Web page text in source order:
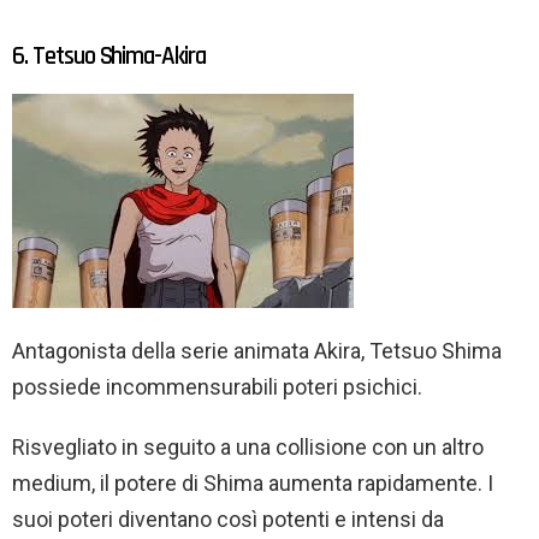
6. Tetsuo Shima-Akira
Antagonista della serie animata Akira, Tetsuo Shima
possiede incommensurabili poteri psichici.
Risvegliato in seguito a una collisione con un altro
medium, il potere di Shima aumenta rapidamente. I
suoi poteri diventano così potenti e intensi da